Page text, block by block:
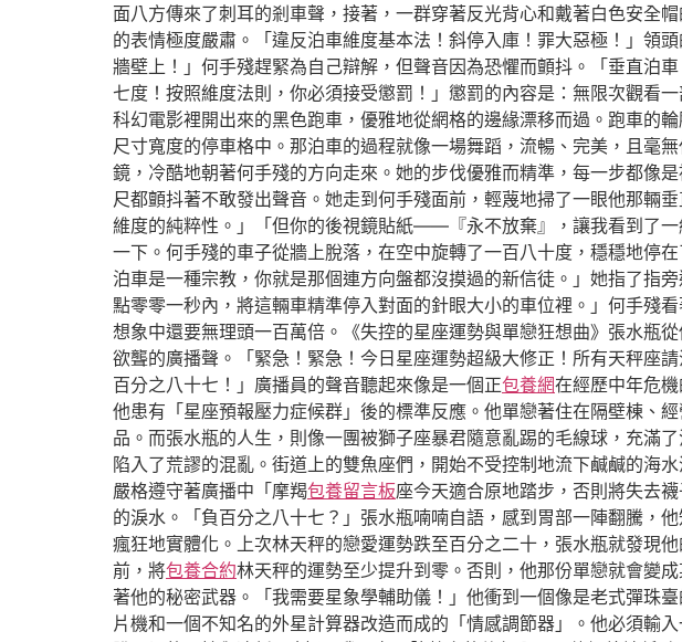
面八方傳來了刺耳的剎車聲，接著，一群穿著反光背心和戴著白色安全
的表情極度嚴肅。「違反泊車維度基本法！斜停入庫！罪大惡極！」領
牆壁上！」何手殘趕緊為自己辯解，但聲音因為恐懼而顫抖。「垂直泊
七度！按照維度法則，你必須接受懲罰！」懲罰的內容是：無限次觀看
科幻電影裡開出來的黑色跑車，優雅地從網格的邊緣漂移而過。跑車的
尺寸寬度的停車格中。那泊車的過程就像一場舞蹈，流暢、完美，且毫
鏡，冷酷地朝著何手殘的方向走來。她的步伐優雅而精準，每一步都像
尺都顫抖著不敢發出聲音。她走到何手殘面前，輕蔑地掃了一眼他那輛
維度的純粹性。」「但你的後視鏡貼紙——『永不放棄』，讓我看到了
一下。何手殘的車子從牆上脫落，在空中旋轉了一百八十度，穩穩地
泊車是一種宗教，你就是那個連方向盤都沒摸過的新信徒。」她指了指
點零零一秒內，將這輛車精準停入對面的針眼大小的車位裡。」何手殘
想象中還要無理頭一百萬倍。《失控的星座運勢與單戀狂想曲》張水瓶
欲聾的廣播聲。「緊急！緊急！今日星座運勢超級大修正！所有天秤座
百分之八十七！」廣播員的聲音聽起來像是一個正包養網在經歷中年危
他患有「星座預報壓力症候群」後的標準反應。他單戀著住在隔壁棟、
品。而張水瓶的人生，則像一團被獅子座暴君隨意亂踢的毛線球，充滿
陷入了荒謬的混亂。街道上的雙魚座們，開始不受控制地流下鹹鹹的海
嚴格遵守著廣播中「摩羯包養留言板座今天適合原地踏步，否則將失去
的淚水。「負百分之八十七？」張水瓶喃喃自語，感到胃部一陣翻騰，
瘋狂地實體化。上次林天秤的戀愛運勢跌至百分之二十，張水瓶就發現
前，將包養合約林天秤的運勢至少提升到零。否則，他那份單戀就會變
著他的秘密武器。「我需要星象學輔助儀！」他衝到一個像是老式彈珠
片機和一個不知名的外星計算器改造而成的「情感調節器」。他必須輸